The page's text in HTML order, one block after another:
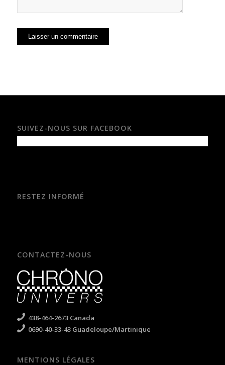
SUIVEZ-NOUS SUR FACEBOOK
RESTEZ INFORMÉ
CONTACTEZ-NOUS
438-464-2673 Canada
0690-40-33-43 Guadeloupe/Martinique
MENTIONS LÉGALES